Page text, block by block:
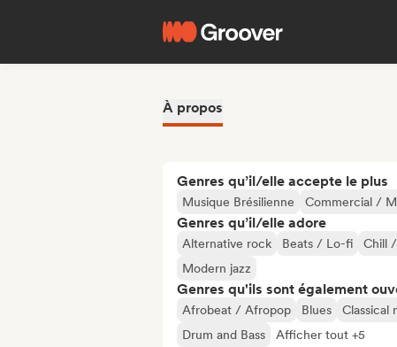
À propos
Genres qu’il/elle accepte le plus
Musique Brésilienne Commercial /
Genres qu’il/elle adore
Alternative rock Beats / Lo-fi Chill
Modern jazz
Genres qu'ils sont également
Afrobeat / Afropop Blues Classical
Drum and Bass
Afficher tout +5